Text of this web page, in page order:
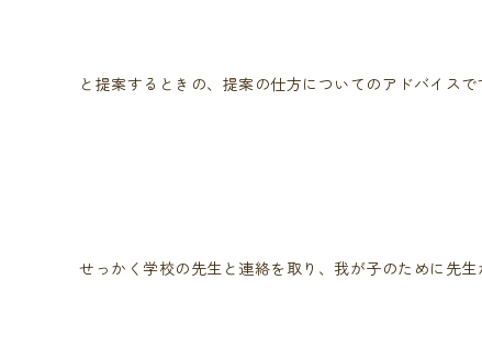
と提案するときの、提案の仕方についてのアドバイスで
せっかく学校の先生と連絡を取り、我が子のために先